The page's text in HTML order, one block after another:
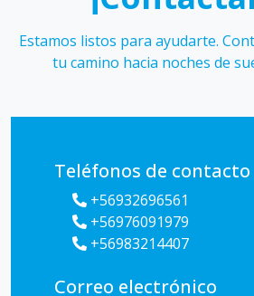
Estamos listos para ayudarte.
tu camino hacia noches de
Teléfonos de contacto
+56932696561
+56976091979
+56983214407
Correo electrónico